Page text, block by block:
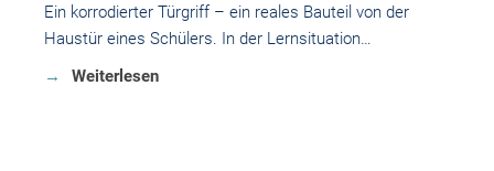
Ein korrodierter Türgriff – ein reales Bauteil von der
Haustür eines Schülers. In der Lernsituation…
Weiterlesen